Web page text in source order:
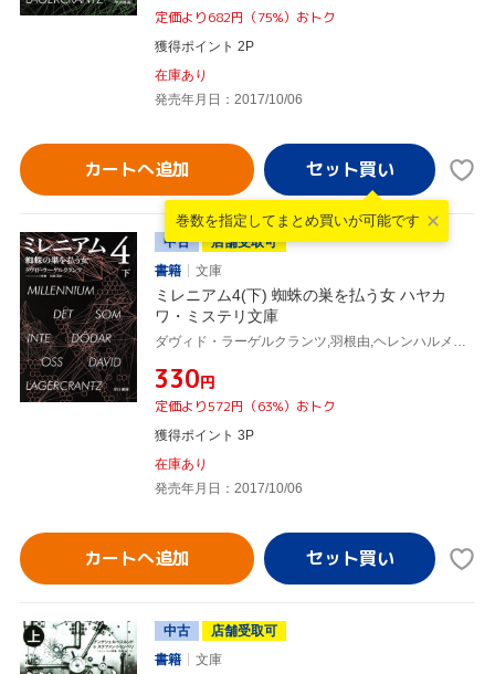
定価より682円（75%）おトク
獲得ポイント 2P
在庫あり
発売年月日：2017/10/06
カートへ追加
巻数を指定して まとめ買いが可能です
中古
店舗受取可
書籍
文庫
ミレニアム4(下) 蜘蛛の巣を払う女 ハヤカ
ワ・ミステリ文庫
ダヴィド・ラーゲルクランツ,羽根由,ヘレンハルメ美穂
¥330円
定価より572円（63%）おトク
獲得ポイント 3P
在庫あり
発売年月日：2017/10/06
カートへ追加
中古
店舗受取可
書籍
文庫